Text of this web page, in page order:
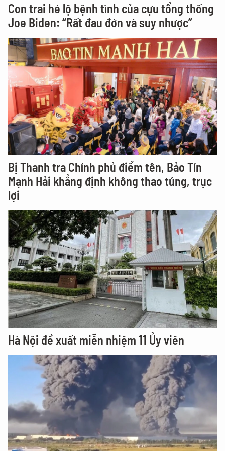
Con trai hé lộ bệnh tình của cựu tổng thống
Joe Biden: “Rất đau đớn và suy nhược”
Bị Thanh tra Chính phủ điểm tên, Bảo Tín
Mạnh Hải khẳng định không thao túng, trục
lợi
Hà Nội đề xuất miễn nhiệm 11 Ủy viên